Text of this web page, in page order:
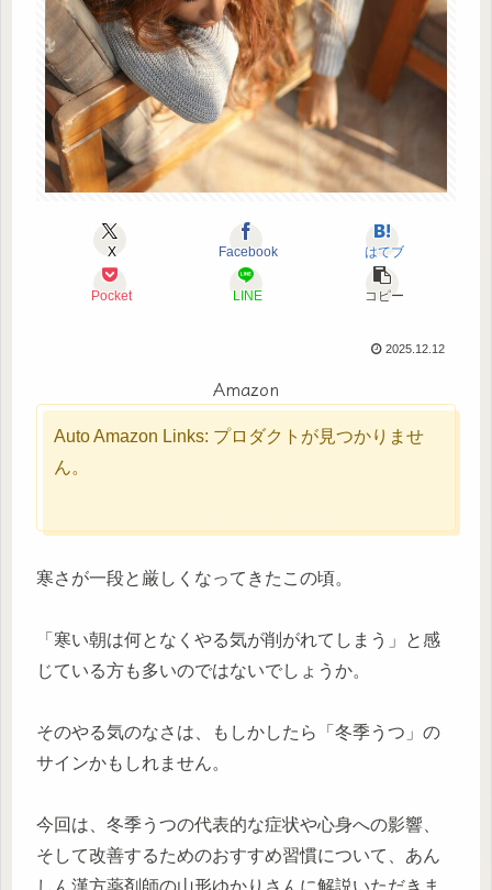
X Facebook はてブ
Pocket LINE コピー
2025.12.12
Amazon
Auto Amazon Links: プロダクトが見つかりませ
ん。
寒さが一段と厳しくなってきたこの頃。
「寒い朝は何となくやる気が削がれてしまう」と感
じている方も多いのではないでしょうか。
そのやる気のなさは、もしかしたら「冬季うつ」の
サインかもしれません。
今回は、冬季うつの代表的な症状や心身への影響、
そして改善するためのおすすめ習慣について、あん